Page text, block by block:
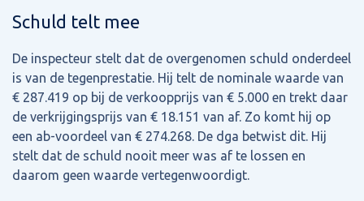
Schuld telt mee
De inspecteur stelt dat de overgenomen schuld onderdeel
is van de tegenprestatie. Hij telt de nominale waarde van
€ 287.419 op bij de verkoopprijs van € 5.000 en trekt daar
de verkrijgingsprijs van € 18.151 van af. Zo komt hij op
een ab-voordeel van € 274.268. De dga betwist dit. Hij
stelt dat de schuld nooit meer was af te lossen en
daarom geen waarde vertegenwoordigt.